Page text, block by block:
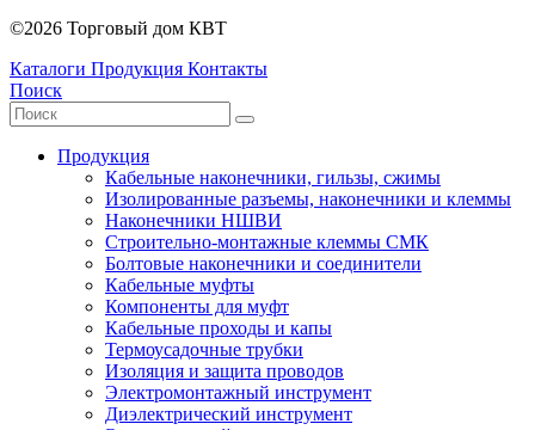
©2026 Торговый дом КВТ
Каталоги Продукция Контакты
Поиск
Продукция
Кабельные наконечники, гильзы, сжимы
Изолированные разъемы, наконечники и клеммы
Наконечники НШВИ
Строительно-монтажные клеммы СМК
Болтовые наконечники и соединители
Кабельные муфты
Компоненты для муфт
Кабельные проходы и капы
Термоусадочные трубки
Изоляция и защита проводов
Электромонтажный инструмент
Диэлектрический инструмент